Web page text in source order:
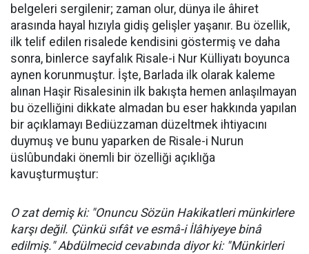
belgeleri sergilenir; zaman olur, dünya ile âhiret
arasında hayal hızıyla gidiş gelişler yaşanır. Bu özellik,
ilk telif edilen risalede kendisini göstermiş ve daha
sonra, binlerce sayfalık Risale-i Nur Külliyatı boyunca
aynen korunmuştur. İşte, Barlada ilk olarak kaleme
alınan Haşir Risalesinin ilk bakışta hemen anlaşılmayan
bu özelliğini dikkate almadan bu eser hakkında yapılan
bir açıklamayı Bediüzzaman düzeltmek ihtiyacını
duymuş ve bunu yaparken de Risale-i Nurun
üslûbundaki önemli bir özelliği açıklığa
kavuşturmuştur:
O zat demiş ki: "Onuncu Sözün Hakikatleri münkirlere
karşı değil. Çünkü sıfât ve esmâ-i İlâhiyeye binâ
edilmiş." Abdülmecid cevabında diyor ki: "Münkirleri